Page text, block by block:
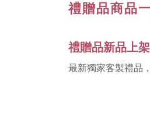
禮贈品商品
禮贈品新品上架
最新獨家客製禮品